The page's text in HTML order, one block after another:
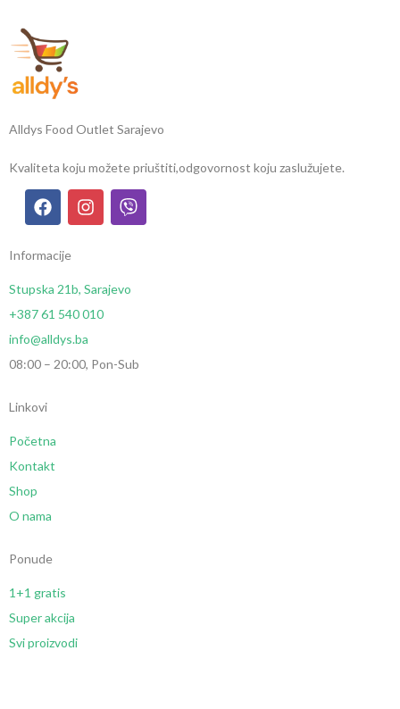
Alldys Food Outlet Sarajevo
Kvaliteta koju možete priuštiti,odgovornost koju zaslužujete.
Informacije
Stupska 21b, Sarajevo
+387 61 540 010
info@alldys.ba
08:00 – 20:00, Pon-Sub
Linkovi
Početna
Kontakt
Shop
O nama
Ponude
1+1 gratis
Super akcija
Svi proizvodi